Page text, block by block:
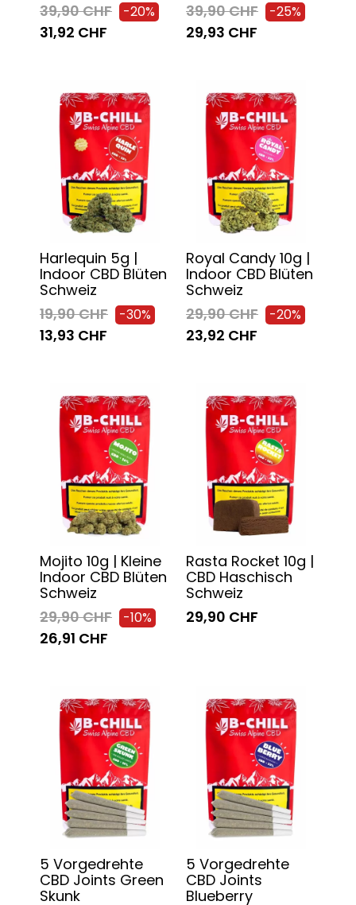
39,90 CHF
-20%
31,92 CHF
39,90 CHF
-25%
29,93 CHF
Harlequin 5g |
Indoor CBD Blüten
Schweiz
19,90 CHF
-30%
13,93 CHF
Royal Candy 10g |
Indoor CBD Blüten
Schweiz
29,90 CHF
-20%
23,92 CHF
Mojito 10g | Kleine
Indoor CBD Blüten
Schweiz
29,90 CHF
-10%
26,91 CHF
Rasta Rocket 10g |
CBD Haschisch
Schweiz
29,90 CHF
5 Vorgedrehte
CBD Joints Green
Skunk
5 Vorgedrehte
CBD Joints
Blueberry